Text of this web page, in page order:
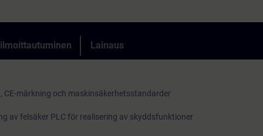
Lainaus
märkning och maskinsäkerhetsstandarder
av felsäker PLC för realisering av skyddsfunktioner